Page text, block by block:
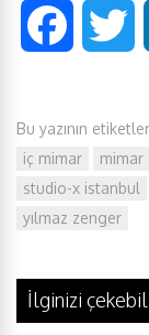
c
e
o
i
t
e
Bu yazının
iç mimar
mimar
studio-x istanbul
yılmaz zenger
İlginizi